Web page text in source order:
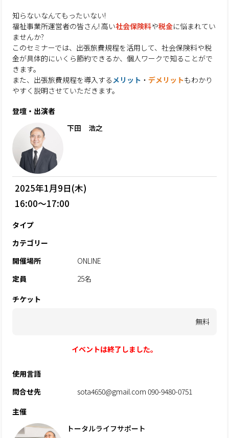
知らないなんてもったいない!
福祉事業所運営者の皆さん! 高い社会保険料や税金に悩まれてい
ませんか?
このセミナーでは、出張旅費規程を活用して、社会保険料や税
金が具体的にいくら節約できるか、個人ワークで知ることがで
きます。
また、出張旅費規程を導入するメリット ・デメリットもわかり
やすく説明させていただきます。
登壇・出演者
下田 浩之
2025年1月9日(木)
16:00～17:00
タイプ
カテゴリー
開催場所
ONLINE
定員
25名
チケット
無料
イベントは終了しました。
使用言語
問合せ先
sota4650@gmail.com 090-9480-0751
主催
トータルライフサポート